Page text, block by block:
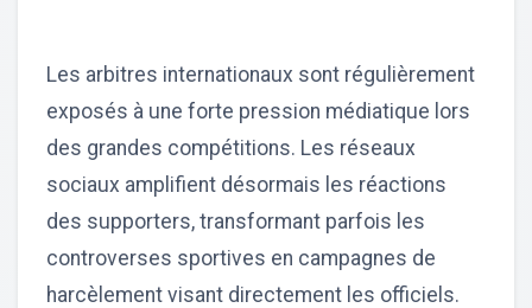
Les arbitres internationaux sont régulièrement
exposés à une forte pression médiatique lors
des grandes compétitions. Les réseaux
sociaux amplifient désormais les réactions
des supporters, transformant parfois les
controverses sportives en campagnes de
harcèlement visant directement les officiels.